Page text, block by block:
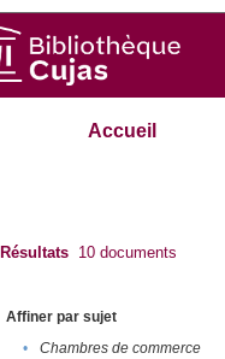
Accueil
Résultats 10 documents
Affiner par sujet
•
Chambres de commerce